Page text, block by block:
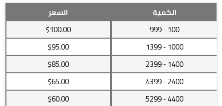
الكمية
السعر
100
- 999
$100.00
1000
- 1399
$95.00
1400
- 2399
$85.00
2400
- 4399
$65.00
4400
- 5299
$60.00
بيانو
كهربائي
مفتاح
يعمل
عالية
quantity